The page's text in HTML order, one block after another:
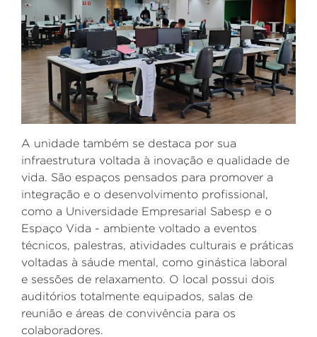
A unidade também se destaca por sua
infraestrutura voltada à inovação e qualidade de
vida. São espaços pensados para promover a
integração e o desenvolvimento profissional,
como a Universidade Empresarial Sabesp e o
Espaço Vida - ambiente voltado a eventos
técnicos, palestras, atividades culturais e práticas
voltadas à sáude mental, como ginástica laboral
e sessões de relaxamento. O local possui dois
auditórios totalmente equipados, salas de
reunião e áreas de convivência para os
colaboradores.